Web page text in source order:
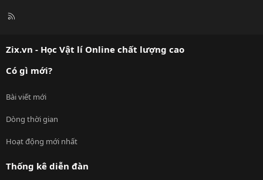
R
Zix.vn - Học Vật lí Online chất lượng cao
Có gì mới?
Bài viết mới
Dòng thời gian
Hoạt động mới nhất
Thống kê diễn đàn